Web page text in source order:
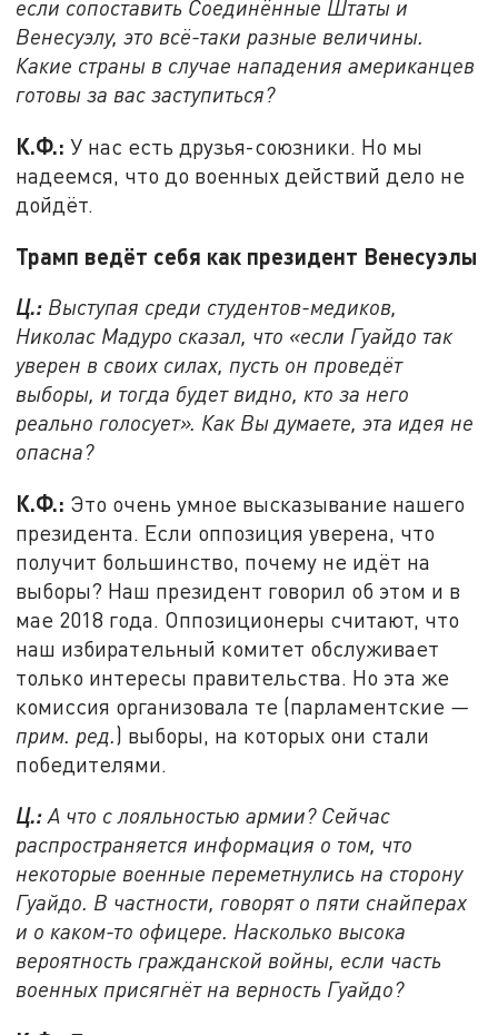
если сопоставить Соединённые Штаты и
Венесуэлу, это всё-таки разные величины.
Какие страны в случае нападения американцев
готовы за вас заступиться?
К.Ф.: У нас есть друзья-союзники. Но мы
надеемся, что до военных действий дело не
дойдёт.
Трамп ведёт себя как президент Венесуэлы
Ц.: Выступая среди студентов-медиков,
Николас Мадуро сказал, что «если Гуайдо так
уверен в своих силах, пусть он проведёт
выборы, и тогда будет видно, кто за него
реально голосует». Как Вы думаете, эта идея не
опасна?
К.Ф.: Это очень умное высказывание нашего
президента. Если оппозиция уверена, что
получит большинство, почему не идёт на
выборы? Наш президент говорил об этом и в
мае 2018 года. Оппозиционеры считают, что
наш избирательный комитет обслуживает
только интересы правительства. Но эта же
комиссия организовала те (парламентские —
прим. ред.) выборы, на которых они стали
победителями.
Ц.: А что с лояльностью армии? Сейчас
распространяется информация о том, что
некоторые военные переметнулись на сторону
Гуайдо. В частности, говорят о пяти снайперах
и о каком-то офицере. Насколько высока
вероятность гражданской войны, если часть
военных присягнёт на верность Гуайдо?